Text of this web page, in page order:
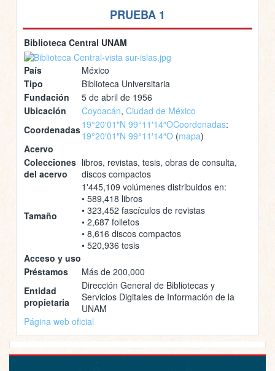
PRUEBA 1
Biblioteca Central UNAM
País
México
Tipo
Biblioteca Universitaria
Fundación
5 de abril de 1956
Ubicación
Coyoacán, Ciudad de México
Coordenadas19°20′01″N 99°11′14″OCoordenadas:
19°20′01″N 99°11′14″O (mapa)
Acervo
Colecciones
del acervo
libros, revistas, tesis, obras de consulta,
discos compactos
Tamaño
1'445,109 volúmenes distribuidos en:
• 589,418 libros
• 323,452 fascículos de revistas
• 2,687 folletos
• 8,616 discos compactos
• 520,936 tesis
Acceso y uso
Préstamos
Más de 200,000
Entidad
propietaria
Dirección General de Bibliotecas y
Servicios Digitales de Información de la
UNAM
Página web oficial